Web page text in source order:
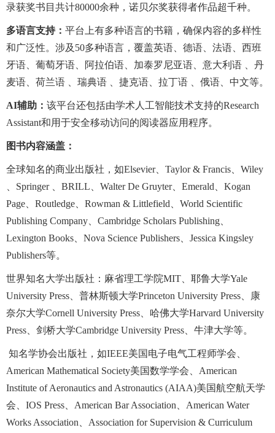
录获奖书目共计80000余种，诺贝尔奖获得者作品超千种。
多语言支持： 平台上有多种语言的书籍，确保内容的多样性
和广泛性。涉及50多种语言，覆盖英语、德语、法语、西班
牙语、葡萄牙语、阿拉伯语、加泰罗尼亚语、意大利语 、丹
麦语、荷兰语 、瑞典语 、捷克语、拉丁语 、俄语、中文等。
AI辅助： 该平台还包括由学术人工智能技术支持的Research
Assistant和用于安全移动访问的阅读器应用程序。
图书内容涵盖：
全球知名的商业出版社，如Elsevier、Taylor & Francis、Wiley
、Springer 、BRILL、Walter De Gruyter、Emerald、Kogan
Page、Routledge、Rowman & Littlefield、World Scientific
Publishing Company、Cambridge Scholars Publishing、
Lexington Books、Nova Science Publishers、Jessica Kingsley
Publishers等。
世界知名大学出版社：麻省理工学院MIT、耶鲁大学Yale
University Press、普林斯顿大学Princeton University Press、康
奈尔大学Cornell University Press、哈佛大学Harvard University
Press、剑桥大学Cambridge University Press、牛津大学等。
知名学协会出版社，如IEEE美国电子电气工程师学会、
American Mathematical Society美国数学学会、American
Institute of Aeronautics and Astronautics (AIAA)美国航空航天学
会、IOS Press、American Bar Association、American Water
Works Association、Association for Supervision & Curriculum